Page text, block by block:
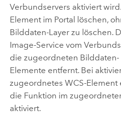
Verbundservers aktiviert
Element im Portal löschen,
Bilddaten-Layer zu löschen.
Image-Service vom
die zugeordneten Bilddaten-
Elemente entfernt. Bei
zugeordnetes WCS-Element
die Funktion im
aktiviert.